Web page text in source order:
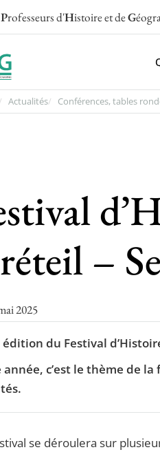
Professeurs d'Histoire et deG
Actualités Conférences, tables
–
2025
édition du Festival
année, c’est le thème de
se déroulera sur